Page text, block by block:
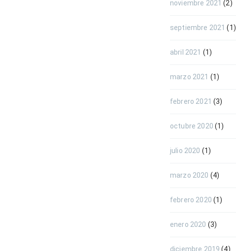
noviembre 2021 (2)
septiembre 2021 (1)
abril 2021 (1)
marzo 2021 (1)
febrero 2021 (3)
octubre 2020 (1)
julio 2020 (1)
marzo 2020 (4)
febrero 2020 (1)
enero 2020 (3)
diciembre 2019 (4)